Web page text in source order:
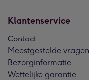
Klantenservice
Contact
Meestgestelde vragen
Bezorginformatie
Wettelijke garantie